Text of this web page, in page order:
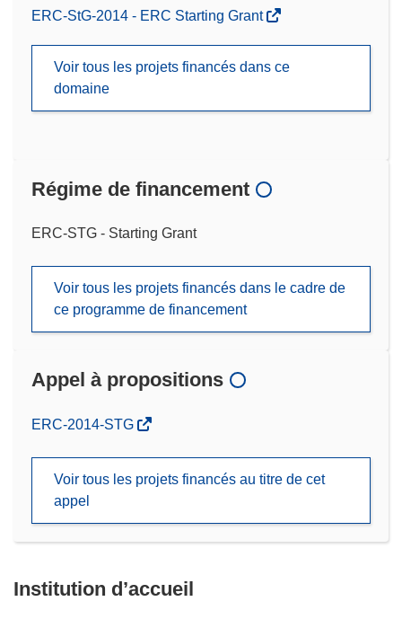
ERC-StG-2014 - ERC Starting Grant
Voir tous les projets financés dans ce
domaine
Régime de financement
ERC-STG - Starting Grant
Voir tous les projets financés dans le cadre de
ce programme de financement
Appel à propositions
(s’ouvre
nouvelle
fenêtre)
ERC-2014-STG
Voir tous les projets financés au titre de cet
appel
Institution d’accueil